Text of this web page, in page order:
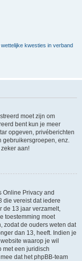
kwesties in verband
moet zijn om
bent kun je meer
opgeven, privéberichten
gebruikersgroepen, enz.
aan!
Online Privacy and
die vereist dat iedere
de 13 jaar verzamelt,
toestemming moet
zodat de ouders weten dat
dan 13, heeft. Indien je
waarop je wil
met een juridisch
dat het phpBB-team